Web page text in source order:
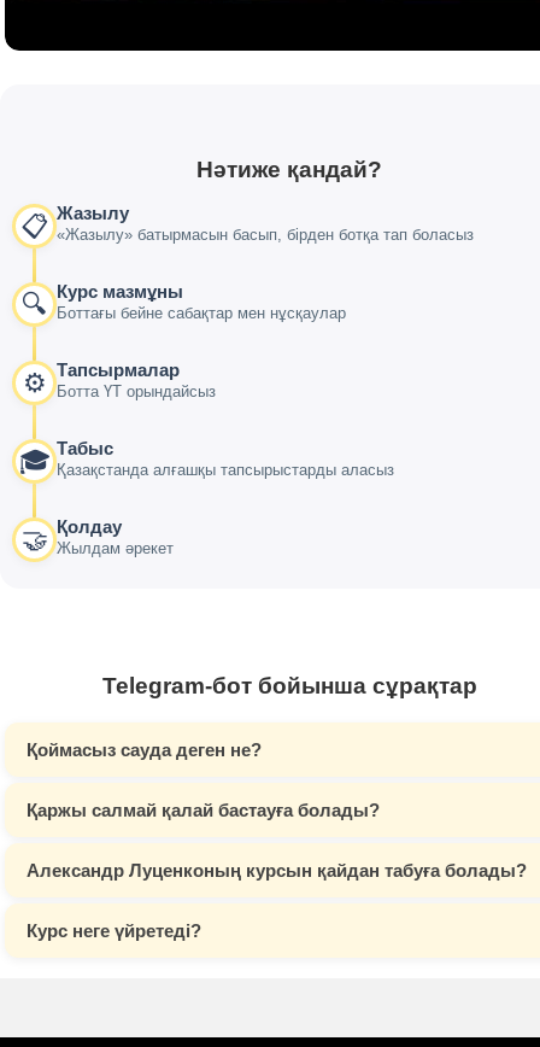
Нәтиже қандай?
📋 Жазылу
«Жазылу» батырмасын басып, бірден ботқа тап боласыз
🔍 Курс мазмұны
Боттағы бейне сабақтар мен нұсқаулар
⚙️ Тапсырмалар
Ботта ҮТ орындайсыз
🎓 Табыс
Қазақстанда алғашқы тапсырыстарды аласыз
🤝 Қолдау
Жылдам әрекет
Telegram-бот бойынша сұрақтар
Қоймасыз сауда деген не?
Қаржы салмай қалай бастауға болады?
Александр Луценконың курсын қайдан табуға болады?
Курс неге үйретеді?